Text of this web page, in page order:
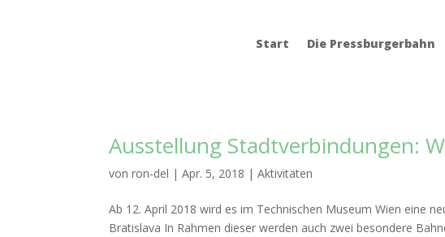
Start Die Pressburgerbahn
Ausstellung Stadtverbindungen:
vonron-del |Apr. 5, 2018 |Aktivitäten
Ab 12. April 2018 wird es im Technischen Museum Wien eine
Bratislava In Rahmen dieser werden auch zwei besondere